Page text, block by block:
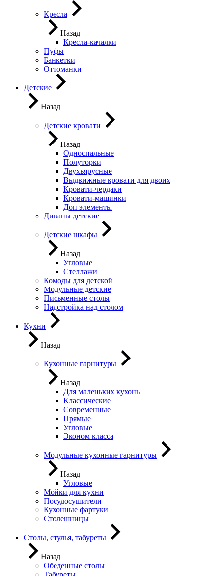
Кресла
Назад
Кресла-качалки
Пуфы
Банкетки
Оттоманки
Детские
Назад
Детские кровати
Назад
Односпальные
Полуторки
Двухъярусные
Выдвижные кровати для двоих
Кровати-чердаки
Кровати-машинки
Доп элементы
Диваны детские
Детские шкафы
Назад
Угловые
Стеллажи
Комоды для детской
Модульные детские
Письменные столы
Надстройка над столом
Кухни
Назад
Кухонные гарнитуры
Назад
Для маленьких кухонь
Классические
Современные
Прямые
Угловые
Эконом класса
Модульные кухонные гарнитуры
Назад
Угловые
Мойки для кухни
Посудосушители
Кухонные фартуки
Столешницы
Столы, стулья, табуреты
Назад
Обеденные столы
Табуреты